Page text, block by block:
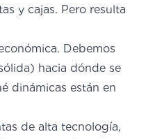
y cajas. Pero resulta
Debemos
hacia dónde se
dinámicas están en
de alta tecnología,